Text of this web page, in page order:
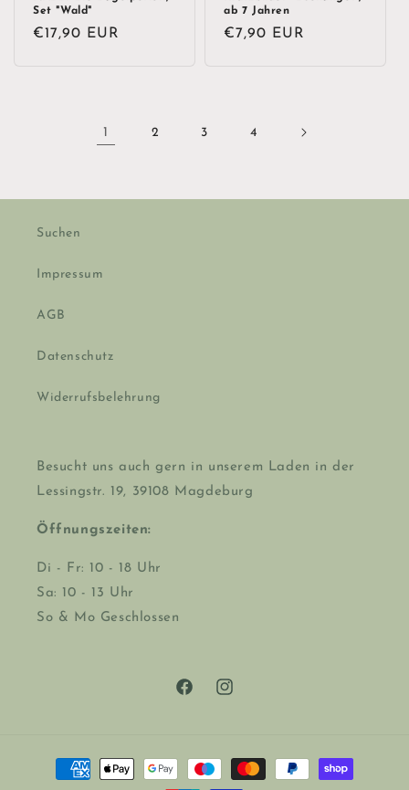
Set "Wald"
Normaler
€17,90 EUR
ab 7 Jahren
Normaler
€7,90 EUR
1 2 3 4
Suchen
Impressum
AGB
Datenschutz
Widerrufsbelehrung
Besucht uns auch gern in unserem Laden in der
Lessingstr. 19, 39108 Magdeburg
Öffnungszeiten:
Di - Fr: 10 - 18 Uhr
Sa: 10 - 13 Uhr
So & Mo Geschlossen
FacebookInstagram
Zahlungsmethoden